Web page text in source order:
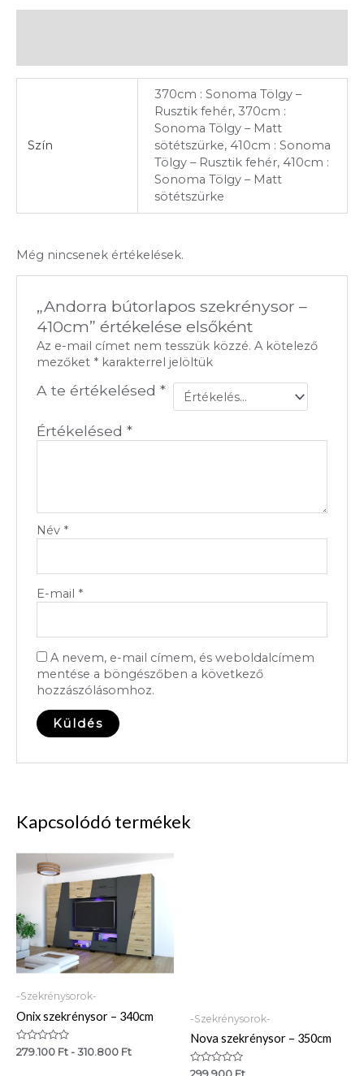
Szín
370cm : Sonoma Tölgy –
Rusztik fehér, 370cm :
Sonoma Tölgy – Matt
sötétszürke, 410cm : Sonoma
Tölgy – Rusztik fehér, 410cm :
Sonoma Tölgy – Matt
sötétszürke
Még nincsenek értékelések.
„Andorra bútorlapos szekrénysor –
410cm” értékelése elsőként
Az e-mail címet nem tesszük közzé. A kötelező
mezőket * karakterrel jelöltük
A te értékelésed*
Értékelésed*
Név *
E-mail *
A nevem, e-mail címem, és weboldalcímem
mentése a böngészőben a következő
hozzászólásomhoz.
Kapcsolódó termékek
-Szekrénysorok-
Onix szekrénysor – 340cm
Értékelés:
0
279.100 Ft-310.800 Ft
-Szekrénysorok-
Nova szekrénysor – 350cm
Értékelés: